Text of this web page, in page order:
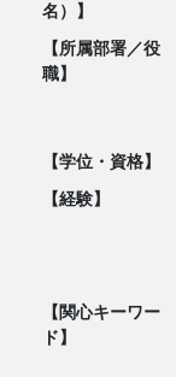
名）】
【所属部署／役
職】
【学位・資格】
【経験】
【関心キーワー
ド】